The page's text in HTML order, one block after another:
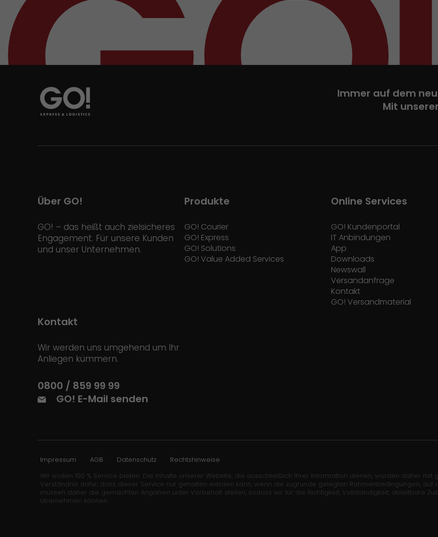
Immer auf dem
Mit
Über GO!
GO! – das heißt auch zielsicheres
Engagement. Für unsere Kunden
und unser Unternehmen.
Produkte
GO! Courier
GO! Express
GO! Solutions
GO! Value Added Services
Online Services
GO! Kundenportal
IT Anbindungen
App
Downloads
Newswall
Versandanfrage
Kontakt
GO! Versandmaterial
Kontakt
Wir werden uns umgehend um Ihr
Anliegen kümmern.
0800 / 859 99 99
GO! E-Mail senden
Impressum AGB Datenschutz
Rechtshinweise
Wir wollen 100 % Service bieten. Die Inhalte unserer Website, die ausschließlich Ihrer Information dienen, wurden daher
Verständnis dafür, dass dieser Service nur gehalten werden kann, wenn die zugrunde gelegten Rahmenbedingungen, auf
müssen daher die gemachten Angaben unter Vorbehalt stellen, sodass wir für die Richtigkeit, Vollständigkeit, ableitbare
übernehmen können.